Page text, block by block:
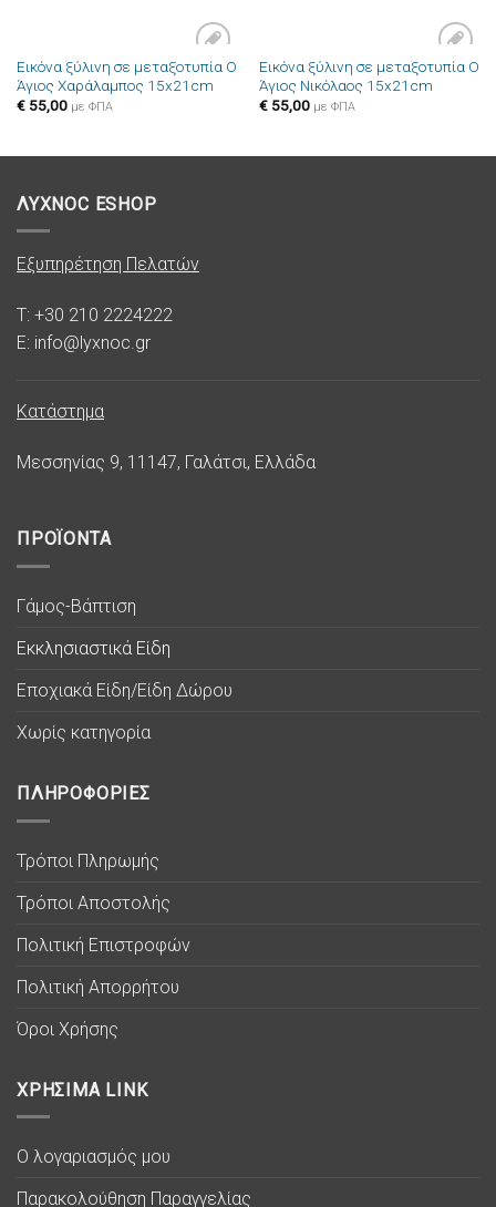
Πρόσθήκη
στην λίστα
Εικόνα ξύλινη σε μεταξοτυπία Ο
Άγιος Χαράλαμπος 15x21cm
€55,00 με ΦΠΑ
Πρόσθήκη
στην λίστα
Εικόνα ξύλινη σε μεταξοτυπία Ο
Άγιος Νικόλαος 15x21cm
€55,00 με ΦΠΑ
ΛΥΧΝΟC ESHOP
Εξυπηρέτηση Πελατών
T: +30 210 2224222
E: info@lyxnoc.gr
Κατάστημα
Μεσσηνίας 9, 11147, Γαλάτσι, Ελλάδα
ΠΡΟΪΟΝΤΑ
Γάμος-Βάπτιση
Εκκλησιαστικά Είδη
Εποχιακά Είδη/Είδη Δώρου
Χωρίς κατηγορία
ΠΛΗΡΟΦΟΡΙΕΣ
Τρόποι Πληρωμής
Τρόποι Αποστολής
Πολιτική Επιστροφών
Πολιτική Απορρήτου
Όροι Χρήσης
ΧΡΗΣΙΜΑ LINK
Ο λογαριασμός μου
Παρακολούθηση Παραγγελίας